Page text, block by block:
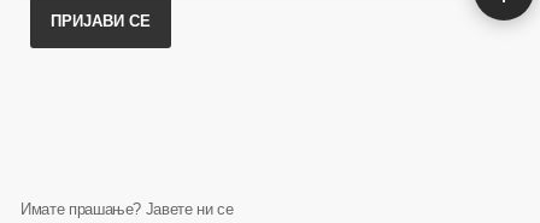
ПРИЈАВИ СЕ
Имате прашање? Јавете ни се